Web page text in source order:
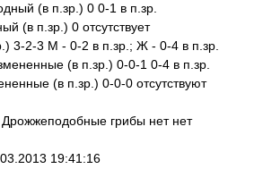
(в п.зр.) 0 0-1 в п.зр.
(в п.зр.) 0 отсутствует
3-2-3 М - 0-2 в п.зр.; Ж - 0-4 в п.зр.
(в п.зр.) 0-0-1 0-4 в п.зр.
(в п.зр.) 0-0-0 отсутствуют
Дрожжеподобные грибы нет нет
19:41:16